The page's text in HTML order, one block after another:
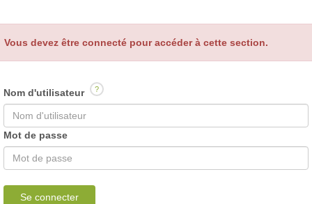
Vous devez être connecté pour accéder à cette section.
Nom d'utilisateur ?
Mot de passe
Se connecter